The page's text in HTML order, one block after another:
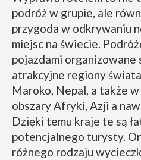
podróż w grupie, ale
przygoda w odkrywaniu
miejsc na świecie.
pojazdami organizowane
atrakcyjne regiony
Maroko, Nepal, a także
obszary Afryki, Azji a
Dzięki temu kraje te są
potencjalnego turysty.
różnego rodzaju